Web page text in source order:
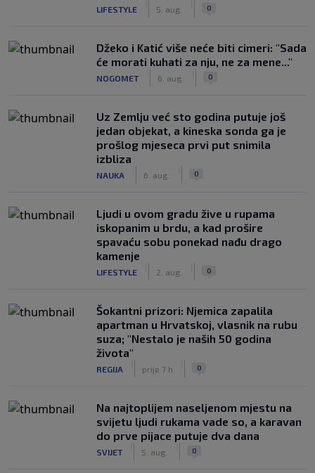
LIFESTYLE 5. aug. 0
Džeko i Katić više neće biti cimeri: "Sada
će morati kuhati za nju, ne za mene..."
NOGOMET 6. aug. 0
Uz Zemlju već sto godina putuje još
jedan objekat, a kineska sonda ga je
prošlog mjeseca prvi put snimila
izbliza
NAUKA 6. aug. 0
Ljudi u ovom gradu žive u rupama
iskopanim u brdu, a kad prošire
spavaću sobu ponekad nađu drago
kamenje
LIFESTYLE 2. aug. 0
Šokantni prizori: Njemica zapalila
apartman u Hrvatskoj, vlasnik na rubu
suza; "Nestalo je naših 50 godina
života"
REGIJA prije 7 h 0
Na najtoplijem naseljenom mjestu na
svijetu ljudi rukama vade so, a karavan
do prve pijace putuje dva dana
SVIJET 5. aug. 0